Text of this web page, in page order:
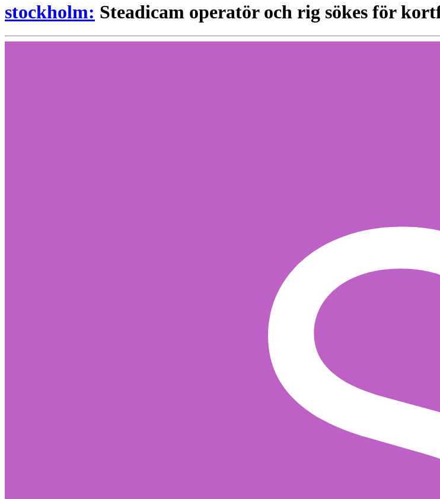
stockholm: Steadicam operatör och rig sökes för